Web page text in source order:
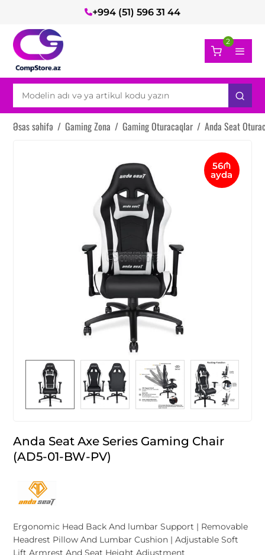
+994 (51) 596 31 44
2
Əsas səhifə / Gaming Zona / Gaming Oturacaqlar / Anda Seat
56₼
ayda
Anda Seat Axe Series Gaming Chair
(AD5-01-BW-PV)
Ergonomic Head Back And lumbar Support | Removable
Headrest Pillow And Lumbar Cushion | Adjustable Soft
Lift Armrest And Seat Height Adjustment